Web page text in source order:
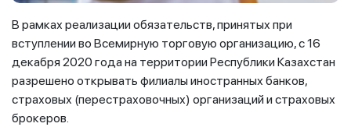
В рамках реализации обязательств, принятых при
вступлении во Всемирную торговую организацию, с 16
декабря 2020 года на территории Республики Казахстан
разрешено открывать филиалы иностранных банков,
страховых (перестраховочных) организаций и страховых
брокеров.